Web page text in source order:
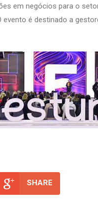
em negócios para o
é destinado a
SHARE